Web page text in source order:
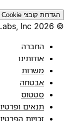
הגדרות קובצי Cookie
החברה
אודותינו
משרות
אבטחה
סטטוס
תנאים ופרטיות
זכויות הפרטיות